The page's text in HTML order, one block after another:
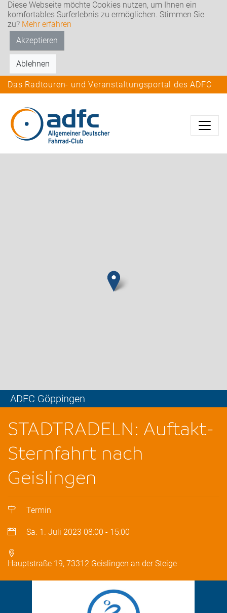
Diese Webseite möchte Cookies nutzen, um Ihnen ein
komfortables Surferlebnis zu ermöglichen. Stimmen Sie
zu? Mehr erfahren
Akzeptieren
Ablehnen
Das Radtouren- und Veranstaltungsportal des ADFC
ADFC Göppingen
STADTRADELN: Auftakt-
Sternfahrt nach
Geislingen
Termin
Sa. 1. Juli 2023 08:00 - 15:00
Hauptstraße 19, 73312 Geislingen an der Steige